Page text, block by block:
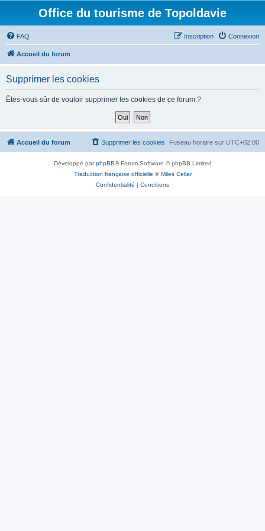
Office du tourisme de Topoldavie
FAQ Connexion
Inscription
Accueil du forum
Supprimer les cookies
Êtes-vous sûr de vouloir supprimer les cookies de ce forum ?
Accueil du forum Fuseau horaire sur UTC+02:00
Supprimer les cookies
Développé parphpBB® Forum Software © phpBB Limited
Traduction française officielle ©Miles Cellar
Confidentialité | Conditions